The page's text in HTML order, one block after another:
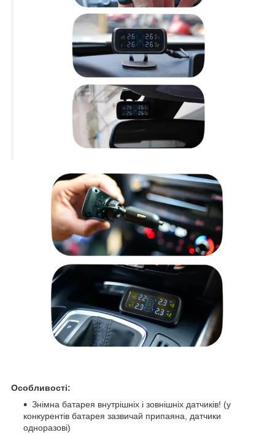
Особливості:
Знімна батарея внутрішніх і зовнішніх датчиків! (у
конкурентів батарея зазвичай припаяна, датчики
одноразові)